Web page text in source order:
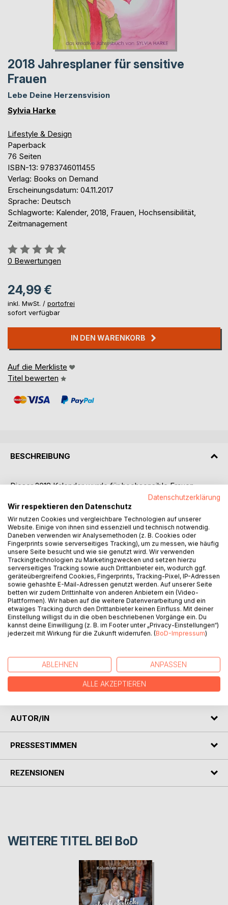
2018 Jahresplaner für sensitive
Frauen
Lebe Deine Herzensvision
Sylvia Harke
Lifestyle & Design
Paperback
76 Seiten
ISBN-13: 9783746011455
Verlag: Books on Demand
Erscheinungsdatum: 04.11.2017
Sprache: Deutsch
Schlagworte: Kalender, 2018, Frauen, Hochsensibilität,
Zeitmanagement
Bewertung::
0%
0 Bewertungen
24,99 €
inkl. MwSt. / portofrei
sofort verfügbar
IN DEN WARENKORB
Auf die Merkliste
Titel bewerten
BESCHREIBUNG
Dieser 2018 Kalender wurde für hochsensible Frauen
entwickelt. Mit viel Liebe zum Detail, gemalten Bildern,
inspirierenden Fragen und Monatsblättern werden die
Leserinnen ermutigt, ihre Träume und Wünsche zu
verwirklichen. Der Kalender ist auf hochwertigem Papier
und vielen farbigen Seiten gedruckt. Der Jahresplaner lädt
ein zum Schreiben, Träumen und hilft praktisch beim
Zeitmanagement.
Mit Hilfe dieses Jahresplaners werden die Leserinnen:
* Klarheit über Deine Bedürfnisse finden
* eigene Ziele und Visionen definieren
* ihre Kreativität zum Blühen bringen
* Blockaden beim Manifestieren auflösen
* die Schätze aus dem Jahr 2017 bergen
* sich besser abgrenzen
* ihre Intuition stärken
* selbstbewusst zu sich stehen
* Erfolgserlebnisse kreieren
AUTOR/IN
PRESSESTIMMEN
REZENSIONEN
WEITERE TITEL BEI BoD
Datenschutzerklärung
Wir respektieren den Datenschutz
Wir nutzen Cookies und vergleichbare Technologien auf unserer
Website. Einige von ihnen sind essenziell und technisch notwendig.
Daneben verwenden wir Analysemethoden (z. B. Cookies oder
Fingerprints sowie serverseitiges Tracking), um zu messen, wie häufig
unsere Seite besucht und wie sie genutzt wird. Wir verwenden
Trackingtechnologien zu Marketingzwecken und setzen hierzu
serverseitiges Tracking sowie auch Drittanbieter ein, wodurch ggf.
geräteübergreifend Cookies, Fingerprints, Tracking-Pixel, IP-Adressen
sowie gehashte E-Mail-Adressen genutzt werden. Auf unserer Seite
betten wir zudem Drittinhalte von anderen Anbietern ein (Video-
Plattformen). Wir haben auf die weitere Datenverarbeitung und ein
etwaiges Tracking durch den Drittanbieter keinen Einfluss. Mit deiner
Einstellung willigst du in die oben beschriebenen Vorgänge ein. Du
kannst deine Einwilligung (z. B. im Footer unter „Privacy-Einstellungen“)
jederzeit mit Wirkung für die Zukunft widerrufen. (BoD-Impressum)
ABLEHNEN ANPASSEN
ALLE AKZEPTIEREN